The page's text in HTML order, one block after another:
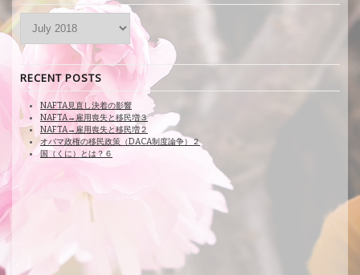
RECENT POSTS
NAFTA見直し決着の影響
NAFTA→雇用喪失と移民増３
NAFTA→雇用喪失と移民増２
オバマ政権の移民政策（DACA制度論争）２
国（くに）とは？６